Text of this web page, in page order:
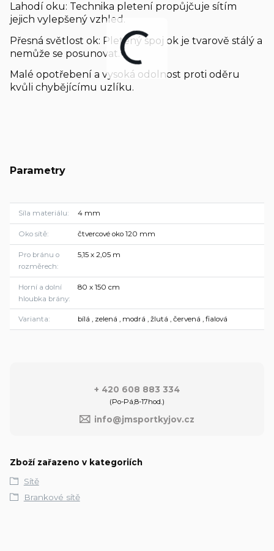
Lahodí oku: Technika pletení propůjčuje sítím
jejich vylepšený vzhled.
Přesná světlost ok: Pletený spoj ok je tvarově stálý a
nemůže se posunovat.
Malé opotřebení a vysoká odolnost proti oděru
kvůli chybějícímu uzlíku.
Parametry
Síla materiálu 4 mm
Oko sítě čtvercové oko 120 mm
Pro bránu o
rozměrech
5,15 x 2,05 m
Horní a dolní
hloubka brány
80 x 150 cm
Varianta bílá , zelená , modrá , žlutá , červená , fialová
+ 420 608 883 334
(Po-Pá,8-17hod.)
info@jmsportkyjov.cz
Zboží zařazeno v kategoriích
Sítě
Brankové sítě